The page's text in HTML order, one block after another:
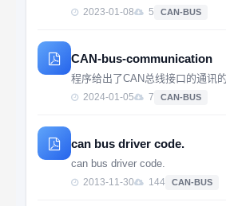
2023-01-08 5 CAN-BUS
CAN-bus-communication
程序给出了CAN总线接口的通讯
2024-01-05 7 CAN-BUS
can bus driver code.
can bus driver code.
2013-11-30 144 CAN-BUS